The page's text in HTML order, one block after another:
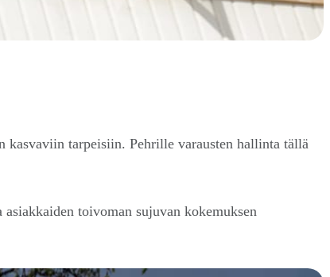
tarpeisiin. Pehrille varausten hallinta tällä
toivoman sujuvan kokemuksen